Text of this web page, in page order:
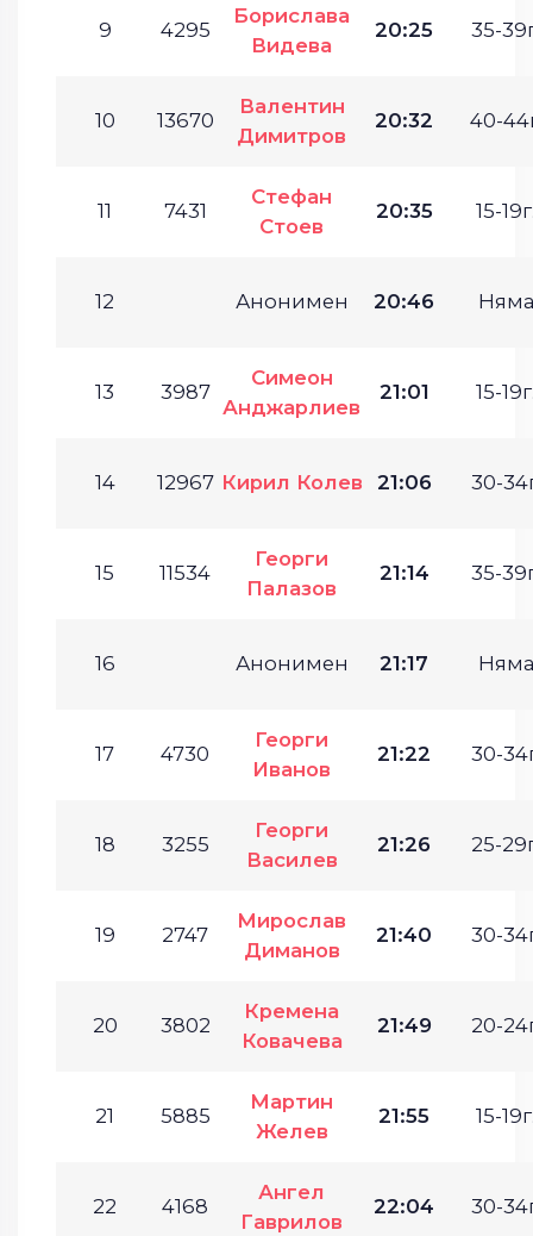
9 4295
Борислава
Видева
20:25 35-
10 13670
Валентин
Димитров
20:32 40-
11 7431
Стефан
Стоев
20:35 15-
12 Анонимен 20:46 Няма
13 3987
Симеон
Анджарлиев
21:01 15-
14 12967 Кирил Колев 21:06 30-
15 11534
Георги
Палазов
21:14 35-
16 Анонимен 21:17 Няма
17 4730
Георги
Иванов
21:22 30-
18 3255
Георги
Василев
21:26 25-
19 2747
Мирослав
Диманов
21:40 30-
20 3802
Кремена
Ковачева
21:49 20-
21 5885
Мартин
Желев
21:55 15-
22 4168
Ангел
Гаврилов
22:04 30-